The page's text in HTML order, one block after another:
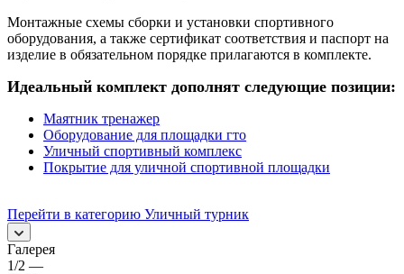
Монтажные схемы сборки и установки спортивного
оборудования, а также сертификат соответствия и паспорт на
изделие в обязательном порядке прилагаются в комплекте.
Идеальный комплект дополнят следующие позиции:
Маятник тренажер
Оборудование для площадки гто
Уличный спортивный комплекс
Покрытие для уличной спортивной площадки
Перейти в категорию Уличный турник
Галерея
1/2 —